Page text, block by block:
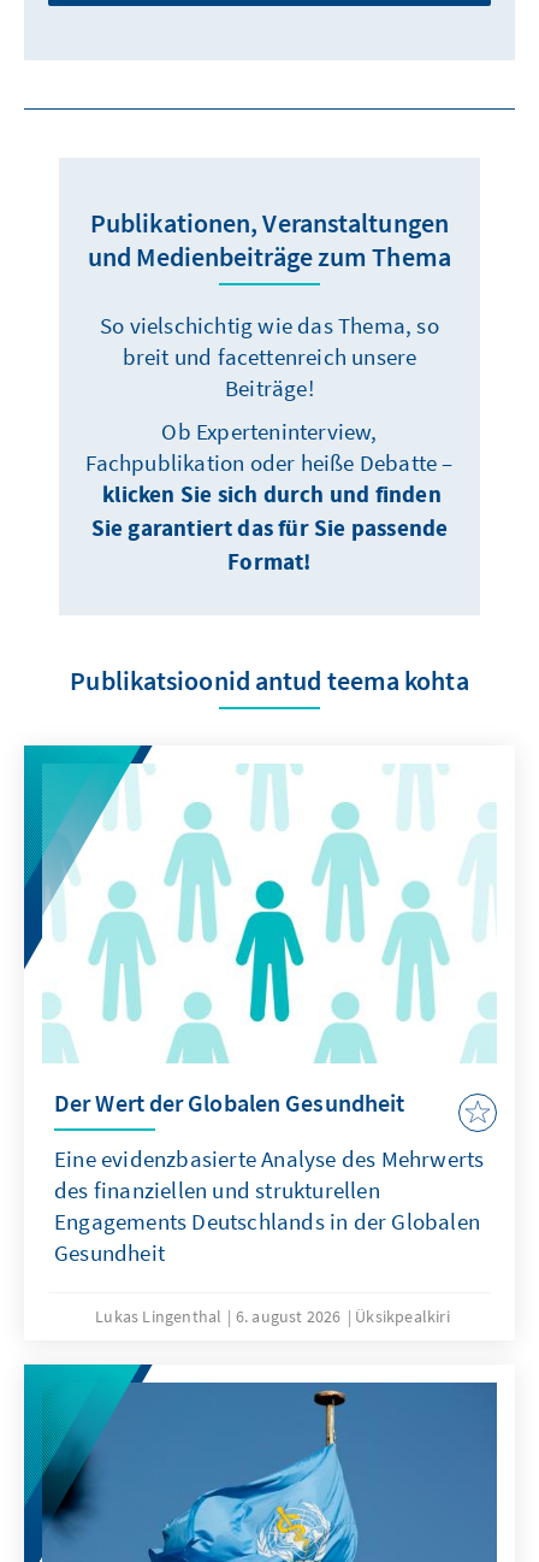
Publikationen, Veranstaltungen
und Medienbeiträge zum Thema
So vielschichtig wie das Thema, so
breit und facettenreich unsere
Beiträge!
Ob Experteninterview,
Fachpublikation oder heiße Debatte –
klicken Sie sich durch und finden
Sie garantiert das für Sie passende
Format!
Publikatsioonid antud teema kohta
Der Wert der Globalen Gesundheit
Eine evidenzbasierte Analyse des Mehrwerts
des finanziellen und strukturellen
Engagements Deutschlands in der Globalen
Gesundheit
Lukas Lingenthal 6. august 2026 Üksikpealkiri